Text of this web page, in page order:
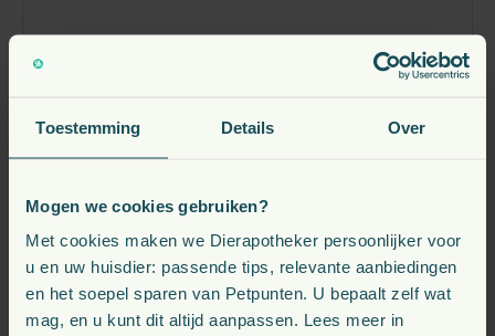
Toestemming Details Over
Mogen we cookies gebruiken?
Met cookies maken we Dierapotheker persoonlijker voor
u en uw huisdier: passende tips, relevante aanbiedingen
en het soepel sparen van Petpunten. U bepaalt zelf wat
mag, en u kunt dit altijd aanpassen. Lees meer in
Calibra Cat Veterinary Diets Hypoallergenic
Eend 6 x 200 gram